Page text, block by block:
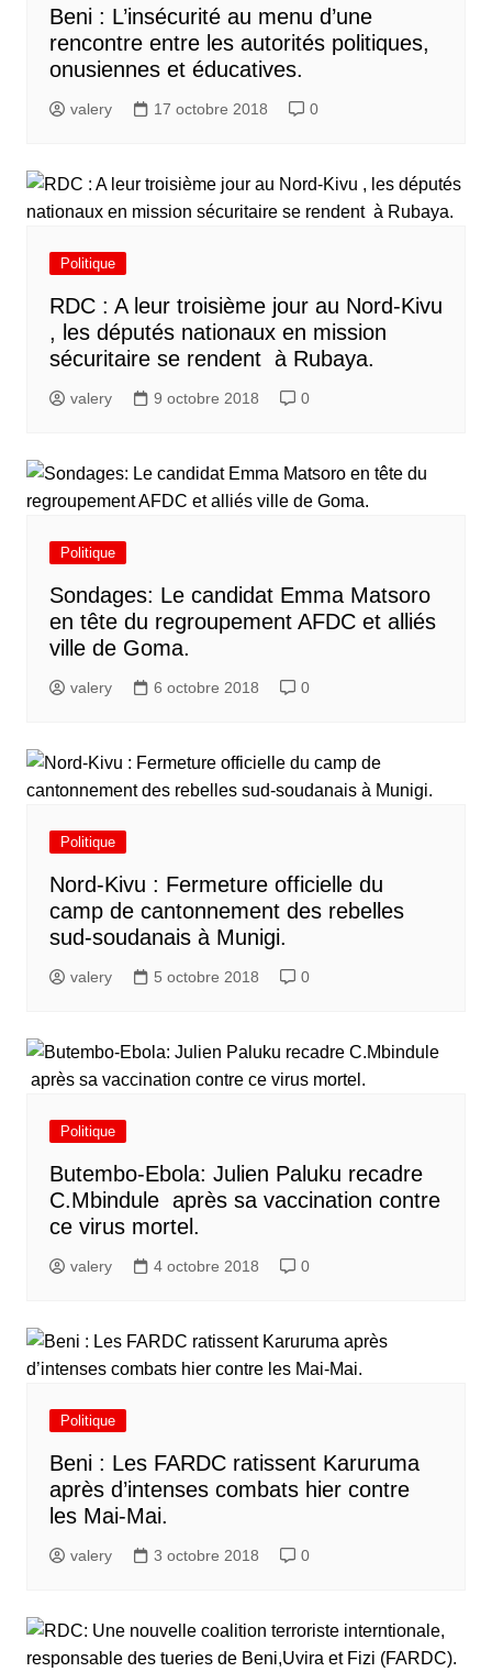
Beni : L’insécurité au menu d’une
rencontre entre les autorités politiques,
onusiennes et éducatives.
valery 17 octobre 2018 0
Politique
RDC : A leur troisième jour au Nord-Kivu
, les députés nationaux en mission
sécuritaire se rendent à Rubaya.
valery 9 octobre 2018 0
Politique
Sondages: Le candidat Emma Matsoro
en tête du regroupement AFDC et alliés
ville de Goma.
valery 6 octobre 2018 0
Politique
Nord-Kivu : Fermeture officielle du
camp de cantonnement des rebelles
sud-soudanais à Munigi.
valery 5 octobre 2018 0
Politique
Butembo-Ebola: Julien Paluku recadre
C.Mbindule après sa vaccination contre
ce virus mortel.
valery 4 octobre 2018 0
Politique
Beni : Les FARDC ratissent Karuruma
après d’intenses combats hier contre
les Mai-Mai.
valery 3 octobre 2018 0